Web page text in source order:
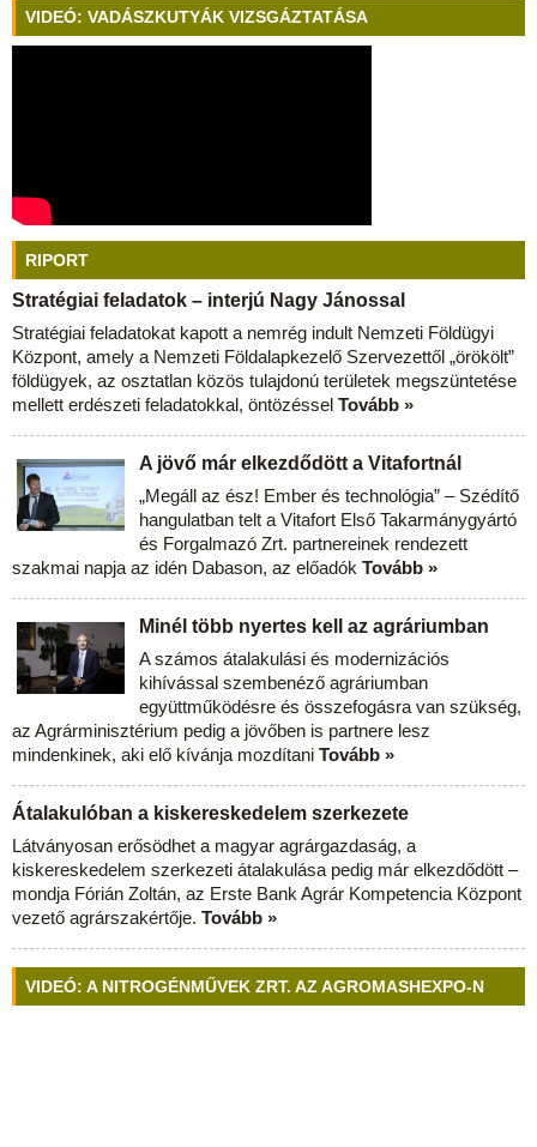
VIDEÓ: VADÁSZKUTYÁK VIZSGÁZTATÁSA
RIPORT
Stratégiai feladatok – interjú Nagy Jánossal
Stratégiai feladatokat kapott a nemrég indult Nemzeti Földügyi
Központ, amely a Nemzeti Földalapkezelő Szervezettől „örökölt”
földügyek, az osztatlan közös tulajdonú területek megszüntetése
mellett erdészeti feladatokkal, öntözéssel Tovább »
A jövő már elkezdődött a Vitafortnál
„Megáll az ész! Ember és technológia” – Szédítő
hangulatban telt a Vitafort Első Takarmánygyártó
és Forgalmazó Zrt. partnereinek rendezett
szakmai napja az idén Dabason, az előadók Tovább »
Minél több nyertes kell az agráriumban
A számos átalakulási és modernizációs
kihívással szembenéző agráriumban
együttműködésre és összefogásra van szükség,
az Agrárminisztérium pedig a jövőben is partnere lesz
mindenkinek, aki elő kívánja mozdítani Tovább »
Átalakulóban a kiskereskedelem szerkezete
Látványosan erősödhet a magyar agrárgazdaság, a
kiskereskedelem szerkezeti átalakulása pedig már elkezdődött –
mondja Fórián Zoltán, az Erste Bank Agrár Kompetencia Központ
vezető agrárszakértője. Tovább »
VIDEÓ: A NITROGÉNMŰVEK ZRT. AZ AGROMASHEXPO-N